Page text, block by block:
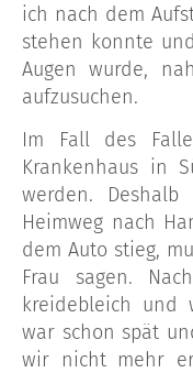
ich nach dem
stehen konnte
Augen wurde,
aufzusuchen.
Im Fall des
Krankenhaus in
werden.
Heimweg nach
dem Auto stieg,
Frau sagen.
kreidebleich und
war schon spät
wir nicht mehr